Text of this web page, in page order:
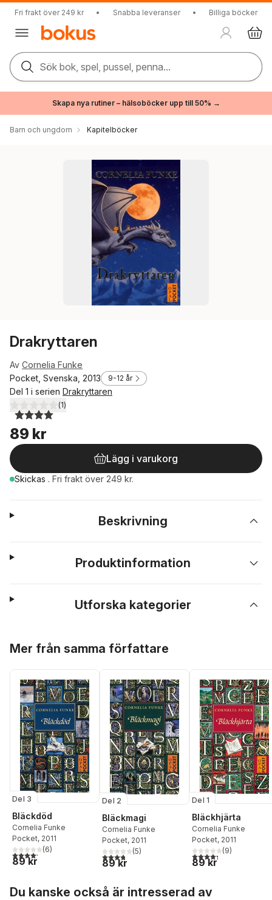
Fri frakt över 249 kr • Snabba leveranser • Billiga böcker
Sök bok, spel, pussel, penna...
Skapa nya rutiner – hälsoböcker upp till 50% →
Barn och ungdom Kapitelböcker
Drakryttaren
Av Cornelia Funke
Pocket, Svenska, 2013
9-12 år
Del 1 i serien Drakryttaren
4,0utav 5 stjärnor. Totalt antal röster:
(1)
89 kr
Lägg i varukorg
Skickas . Fri frakt över 249 kr.
Beskrivning
Produktinformation
Utforska kategorier
Mer från samma författare
Del 3
Bläckdöd
Cornelia Funke
Pocket, 2011
4,2utav 5 stjärnor. Totalt antal röster:
(6)
89 kr
Del 2
Bläckmagi
Cornelia Funke
Pocket, 2011
3,8utav 5 stjärnor. Totalt antal röster:
(5)
89 kr
Del 1
Bläckhjärta
Cornelia Funke
Pocket, 2011
4,3utav 5 stjärnor.
(9)
89 kr
Du kanske också är intresserad av